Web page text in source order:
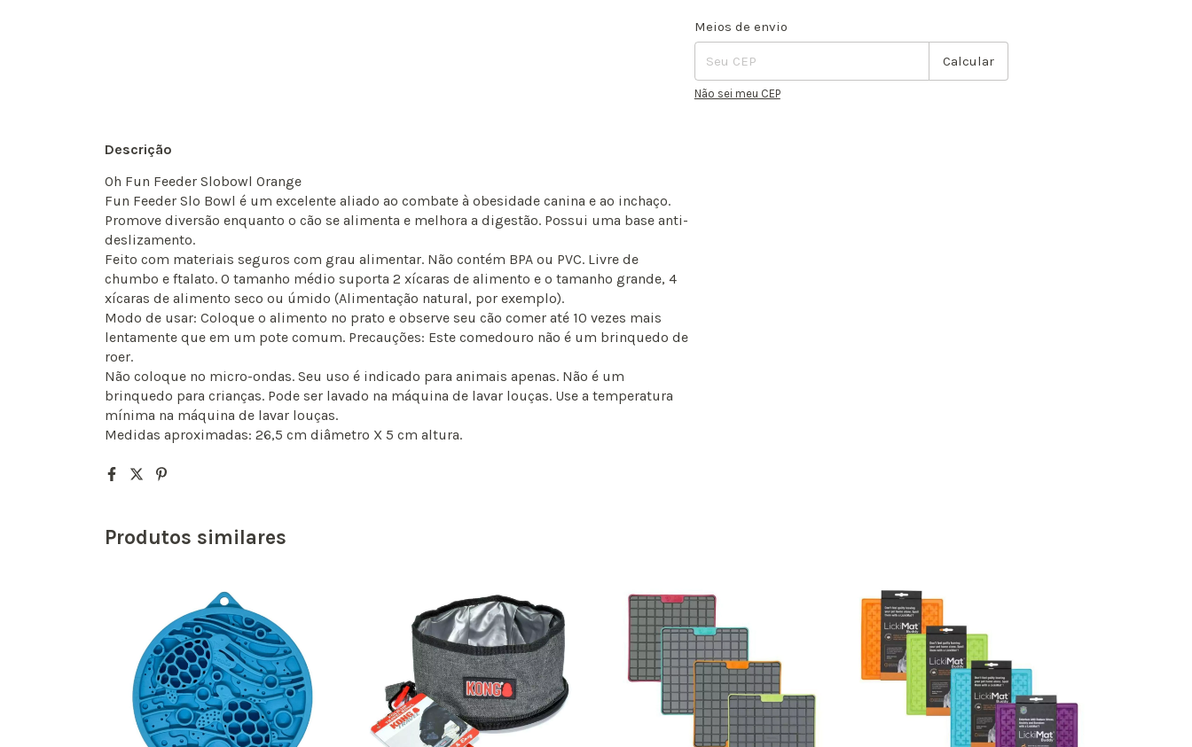
Entregas para o CEP:
Meios de envio
Calcular
Não sei meu CEP
Descrição
Oh Fun Feeder Slobowl Orange
Fun Feeder Slo Bowl é um excelente aliado ao combate à obesidade canina e ao inchaço.
Promove diversão enquanto o cão se alimenta e melhora a digestão. Possui uma base anti-
deslizamento.
Feito com materiais seguros com grau alimentar. Não contém BPA ou PVC. Livre de
chumbo e ftalato. O tamanho médio suporta 2 xícaras de alimento e o tamanho grande, 4
xícaras de alimento seco ou úmido (Alimentação natural, por exemplo).
Modo de usar: Coloque o alimento no prato e observe seu cão comer até 10 vezes mais
lentamente que em um pote comum. Precauções: Este comedouro não é um brinquedo de
roer.
Não coloque no micro-ondas. Seu uso é indicado para animais apenas. Não é um
brinquedo para crianças. Pode ser lavado na máquina de lavar louças. Use a temperatura
mínima na máquina de lavar louças.
Medidas aproximadas: 26,5 cm diâmetro X 5 cm altura.
Produtos similares